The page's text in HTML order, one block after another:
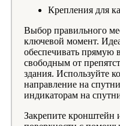
Крепления для
Выбор правильного
ключевой момент.
обеспечивать прямую
свободным от
здания. Используйте
направление на
индикаторам на
Закрепите кронштейн